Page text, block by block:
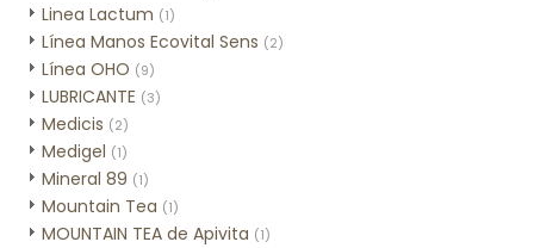
Linea Lactum (1)
Línea Manos Ecovital Sens (2)
Línea OHO (9)
LUBRICANTE (3)
Medicis (2)
Medigel (1)
Mineral 89 (1)
Mountain Tea (1)
MOUNTAIN TEA de Apivita (1)